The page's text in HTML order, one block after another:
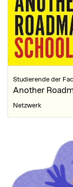
Studierende der
Another
Netzwerk